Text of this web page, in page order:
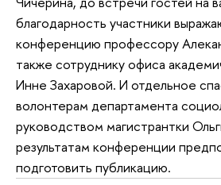
благодарность участники
конференцию профессору
также сотруднику офиса
Инне Захаровой. И отдельное
волонтерам департамента
руководством магистрантки
результатам конференции
подготовить публикацию.